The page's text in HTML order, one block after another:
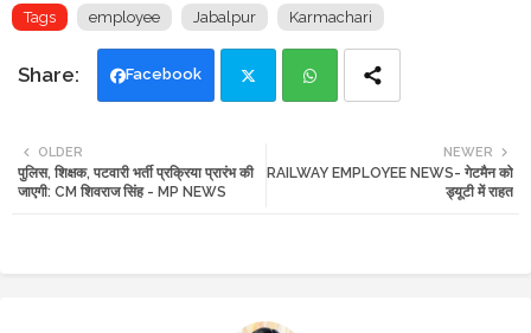
Tags employee Jabalpur Karmachari
Facebook
tte ats
NEWER
RAILWAY EMPLOYEE NEWS- गेटमैन को
ड्यूटी में राहत
OLDER
पुलिस, शिक्षक, पटवारी भर्ती प्रक्रिया प्रारंभ की
जाएगी: CM शिवराज सिंह - MP NEWS